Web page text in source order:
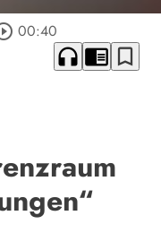
00:40
headphones chrome_reader_mode bookmark_border